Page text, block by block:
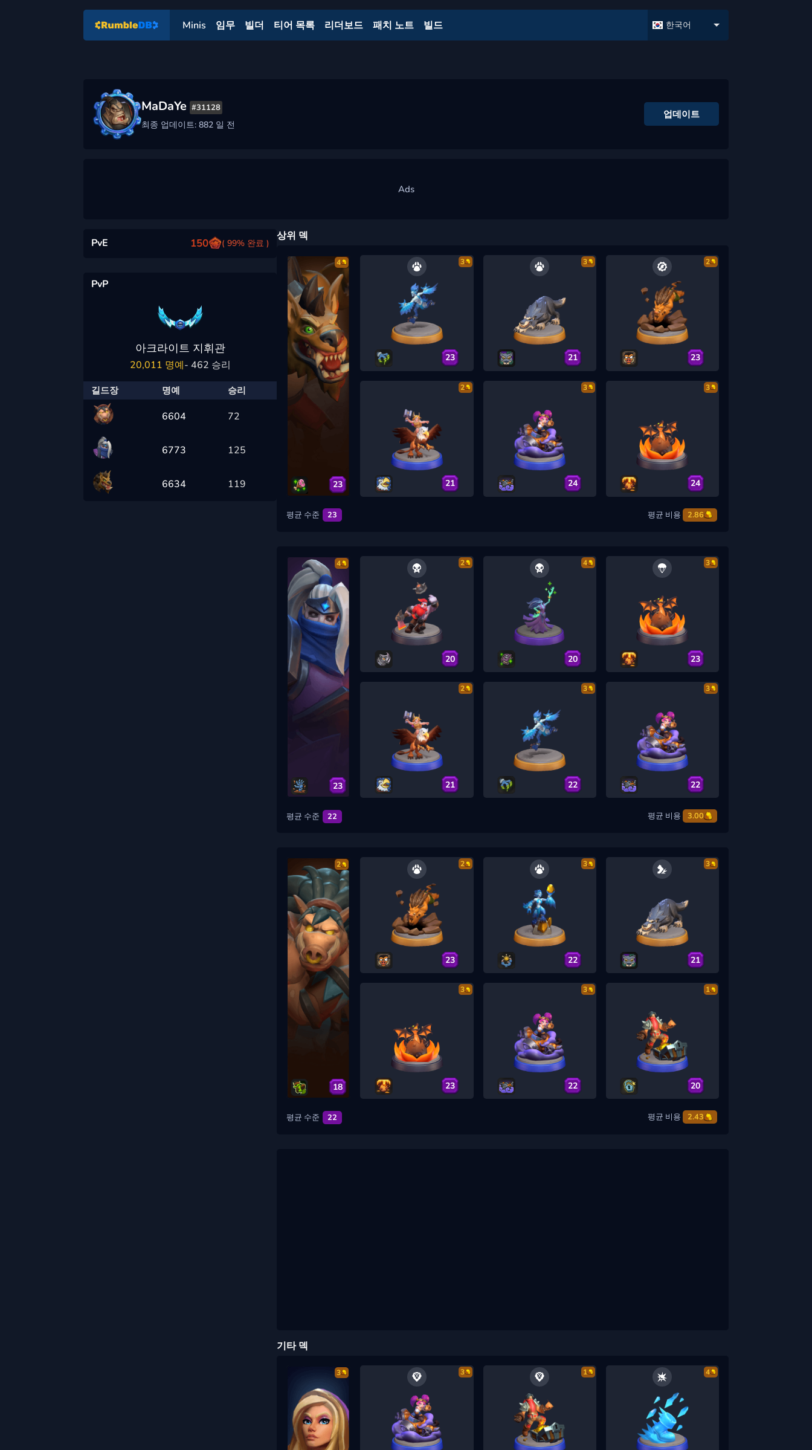
Minis 임무 빌더 티어 목록 리더보드 패치 노트 빌드 한국어
MaDaYe #31128
최종 업데이트: 882 일 전
업데이트
PvE 150 ( 99% 완료 )
PvP
아크라이트 지휘관
20,011 명예- 462 승리
길드장 명예 승리
6604 72
6773 125
6634 119
상위 덱
4
23
3
23
3
21
2
23
2
21
3
24
3
24
평균 수준 23 평균 비용 2.86
4
23
2
20
4
20
3
23
2
21
3
22
3
22
평균 수준 22 평균 비용 3.00
2
18
2
23
3
22
3
21
3
23
3
22
1
20
평균 수준 22 평균 비용 2.43
기타 덱
3 3 1 4